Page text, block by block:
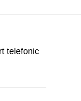
telefonic